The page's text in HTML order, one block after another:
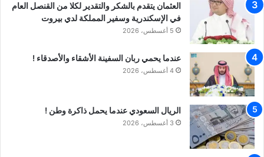
العثمان يتقدم بالشكر والتقدير لكلا من القنصل العام
في الإسكندرية وسفير المملكة لدي بيروت
5 أغسطس، 2026
عندما يحمي ربان السفينة الأشقاء والأصدقاء !
4 أغسطس، 2026
الريال السعودي عندما يحمل ذاكرة وطن !
3 أغسطس، 2026